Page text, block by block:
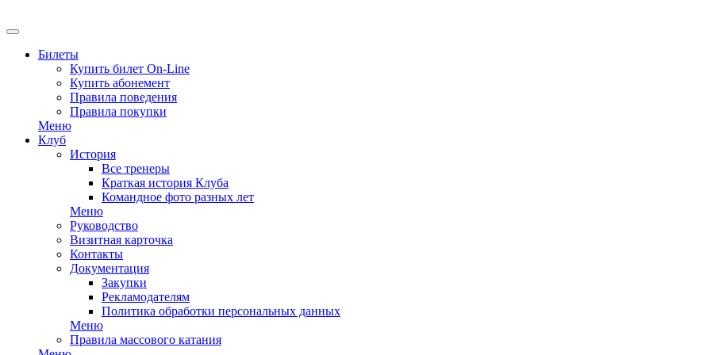
Билеты
Купить билет On-Line
Купить абонемент
Правила поведения
Правила покупки
Меню
Клуб
История
Все тренеры
Краткая история Клуба
Командное фото разных лет
Меню
Руководство
Визитная карточка
Контакты
Документация
Закупки
Рекламодателям
Политика обработки персональных данных
Меню
Правила массового катания